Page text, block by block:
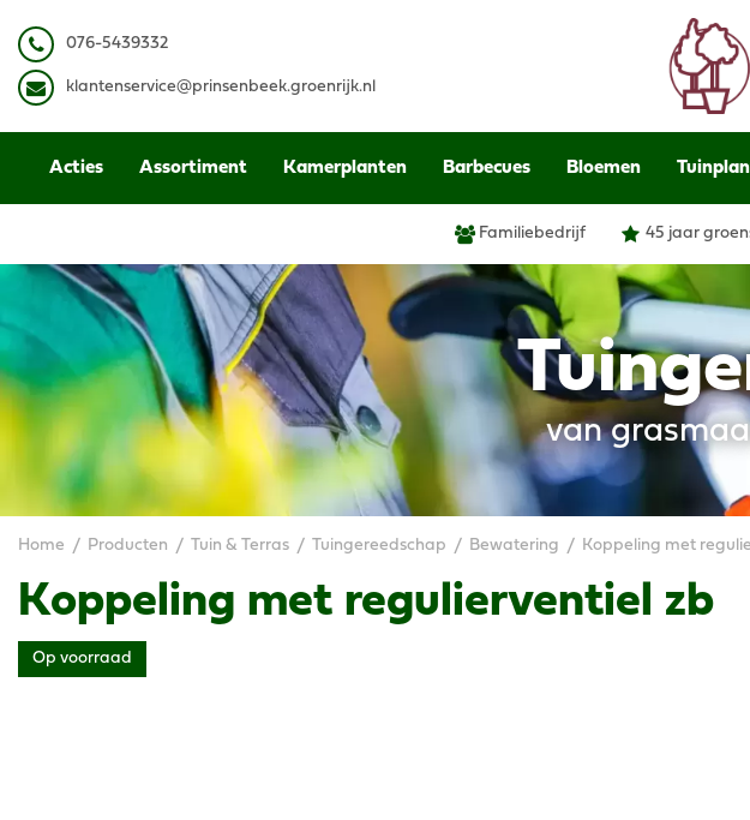
naar
content
van
Home Producten Tuin & Terras Tuingereedschap Bewatering Koppeling met
076-5439332
k lantenservice@prinsenbeek.groenrijk.nl
Acties Assortiment Kamerplanten Barbecues Bloemen
Familiebedrijf 45 jaar
Koppeling met regulierventiel zb
Op voorraad